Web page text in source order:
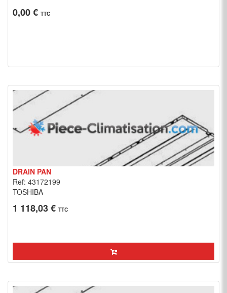
0,00 € TTC
DRAIN PAN
Ref: 43172199
TOSHIBA
1 118,03 € TTC